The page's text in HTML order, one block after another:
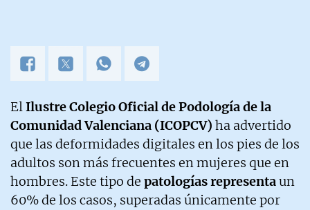
ElIlustre Colegio Oficial de Podología de la
Comunidad Valenciana (ICOPCV) ha advertido
que las deformidades digitales en los pies de los
adultos son más frecuentes en mujeres que en
hombres. Este tipo de patologías representaun
60% de los casos, superadas únicamente por